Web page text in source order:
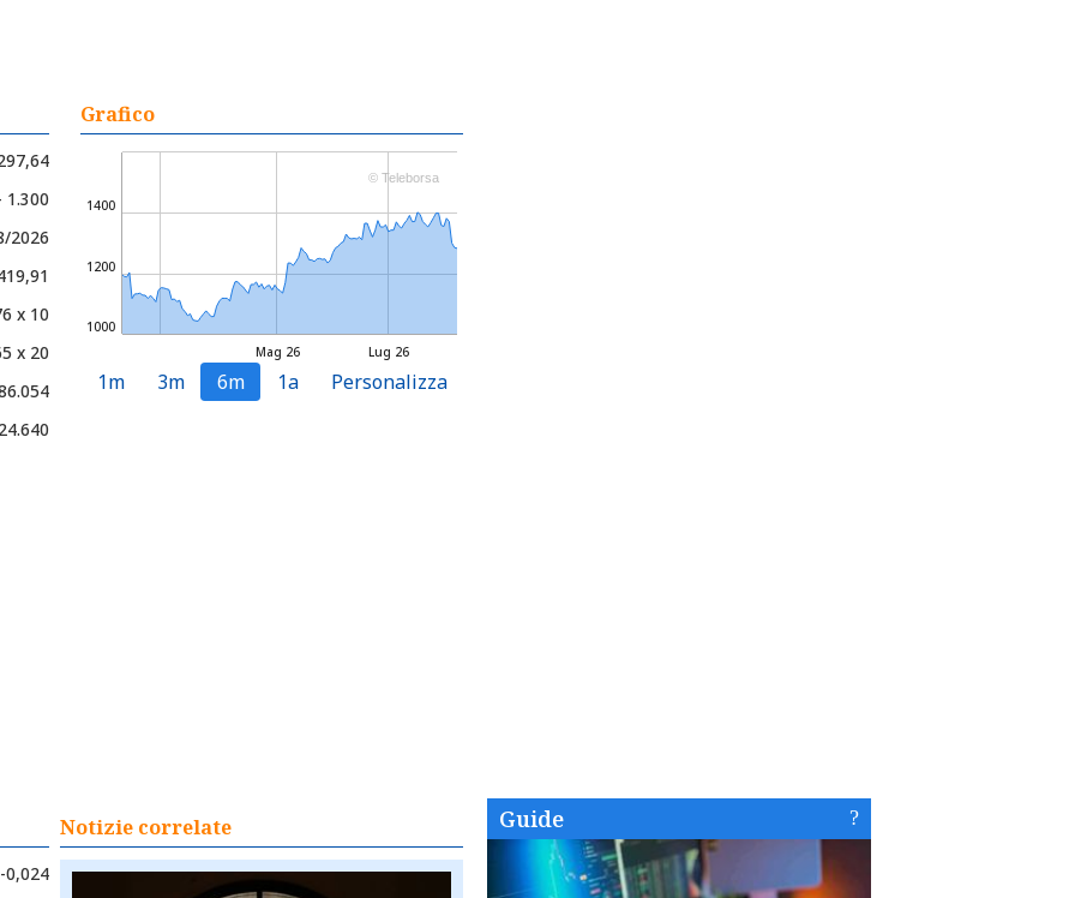
1.300
2026
x 10
x 20
Grafico
Lug 26
Mag 26
1000
1200
1400
© Teleborsa
1m 3m 6m 1a Personalizza
-0,024
Notizie correlate Guide